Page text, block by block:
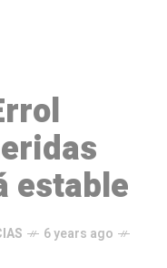
estable
6 years ago